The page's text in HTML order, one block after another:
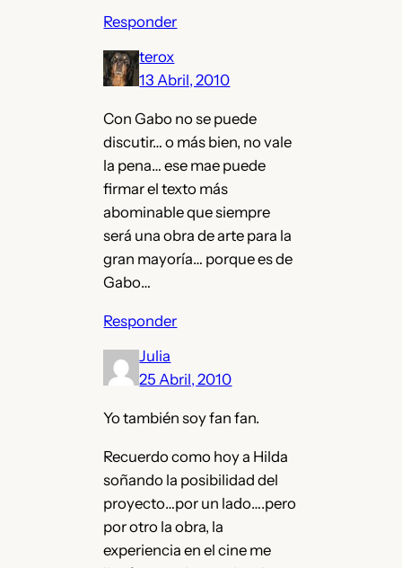
Responder
terox
13 Abril, 2010
Con Gabo no se puede
discutir… o más bien, no vale
la pena… ese mae puede
firmar el texto más
abominable que siempre
será una obra de arte para la
gran mayoría… porque es de
Gabo…
Responder
Julia
25 Abril, 2010
Yo también soy fan fan.
Recuerdo como hoy a Hilda
soñando la posibilidad del
proyecto…por un lado….pero
por otro la obra, la
experiencia en el cine me